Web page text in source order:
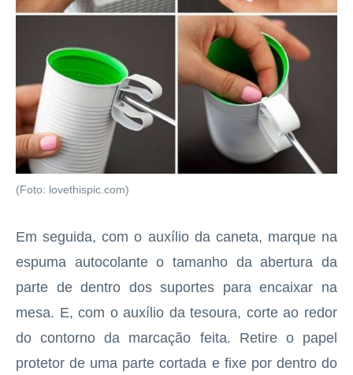
(Foto: lovethispic.com)
Em seguida, com o auxílio da caneta, marque na
espuma autocolante o tamanho da abertura da
parte de dentro dos suportes para encaixar na
mesa. E, com o auxílio da tesoura, corte ao redor
do contorno da marcação feita. Retire o papel
protetor de uma parte cortada e fixe por dentro do